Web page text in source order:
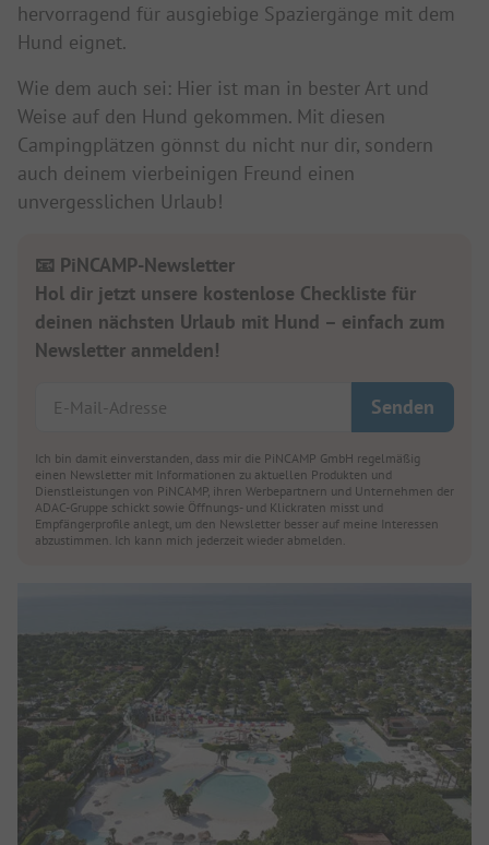
hervorragend für ausgiebige Spaziergänge mit dem
Hund eignet.
Wie dem auch sei: Hier ist man in bester Art und
Weise auf den Hund gekommen. Mit diesen
Campingplätzen gönnst du nicht nur dir, sondern
auch deinem vierbeinigen Freund einen
unvergesslichen Urlaub!
📧 PiNCAMP-Newsletter
Hol dir jetzt unsere kostenlose Checkliste für
deinen nächsten Urlaub mit Hund – einfach zum
Newsletter anmelden!
Ich bin damit einverstanden, dass mir die PiNCAMP GmbH regelmäßig
einen Newsletter mit Informationen zu aktuellen Produkten und
Dienstleistungen von PiNCAMP, ihren Werbepartnern und Unternehmen der
ADAC-Gruppe schickt sowie Öffnungs- und Klickraten misst und
Empfängerprofile anlegt, um den Newsletter besser auf meine Interessen
abzustimmen. Ich kann mich jederzeit wieder abmelden.